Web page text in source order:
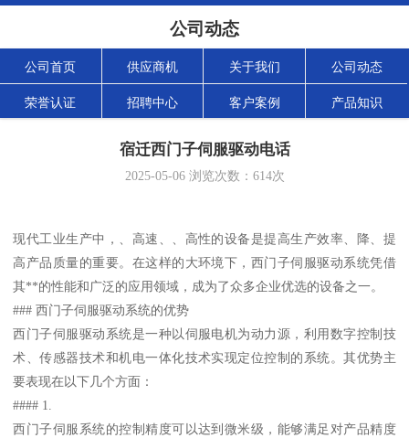
公司动态
公司首页 供应商机 关于我们 公司动态
荣誉认证 招聘中心 客户案例 产品知识
宿迁西门子伺服驱动电话
2025-05-06浏览次数： 614次
现代工业生产中，、高速、、高性的设备是提高生产效率、降、提
高产品质量的重要。在这样的大环境下，西门子伺服驱动系统凭借
其**的性能和广泛的应用领域，成为了众多企业优选的设备之一。
### 西门子伺服驱动系统的优势
西门子伺服驱动系统是一种以伺服电机为动力源，利用数字控制技
术、传感器技术和机电一体化技术实现定位控制的系统。其优势主
要表现在以下几个方面：
#### 1.
西门子伺服系统的控制精度可以达到微米级，能够满足对产品精度